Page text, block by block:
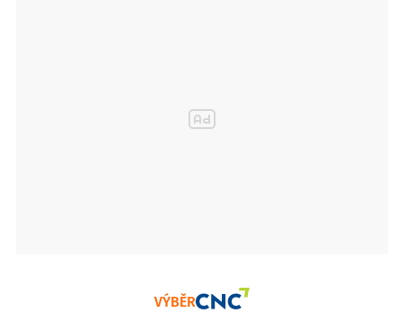
VÝBĚR